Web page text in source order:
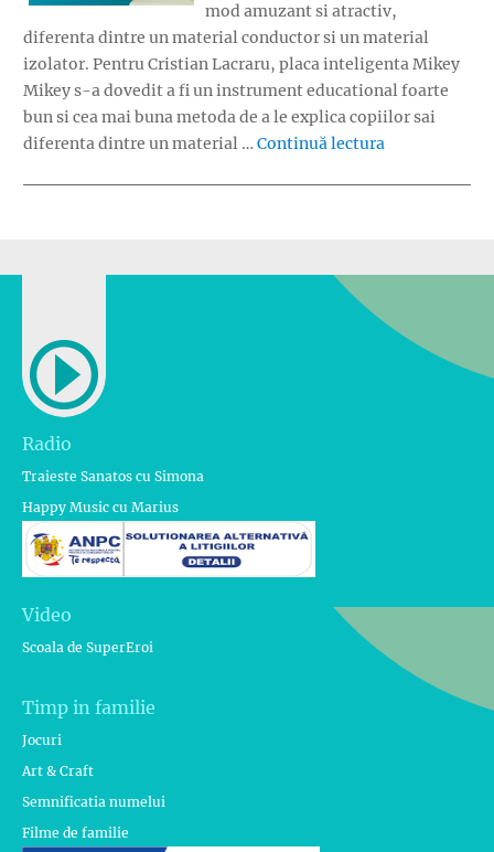
mod amuzant si atractiv,
diferenta dintre un material conductor si un material
izolator. Pentru Cristian Lacraru, placa inteligenta Mikey
Mikey s-a dovedit a fi un instrument educational foarte
bun si cea mai buna metoda de a le explica copiilor sai
diferenta dintre un material … Continuă lectura
Radio
Traieste Sanatos cu Simona
Happy Music cu Marius
Video
Scoala de SuperEroi
Timp in familie
Jocuri
Art & Craft
Semnificatia numelui
Filme de familie